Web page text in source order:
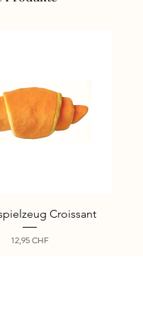
Croissant
Preis
12,95 CHF